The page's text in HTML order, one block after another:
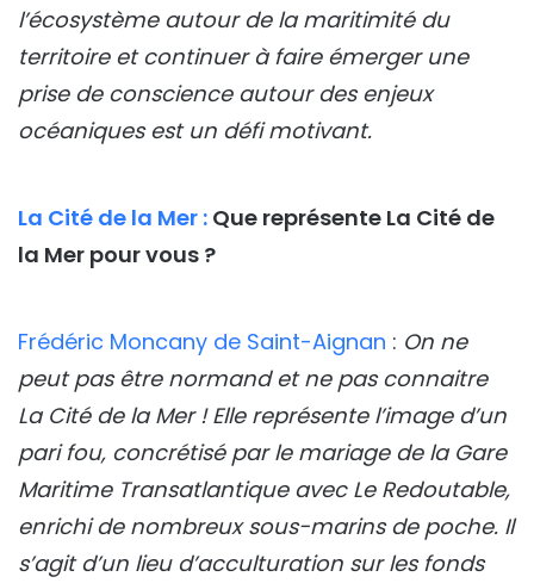
l’écosystème autour de la maritimité du
territoire et continuer à faire émerger une
prise de conscience autour des enjeux
océaniques est un défi motivant.
La Cité de la Mer : Que représente La Cité de
la Mer pour vous ?
Frédéric Moncany de Saint-Aignan : On ne
peut pas être normand et ne pas connaitre
La Cité de la Mer ! Elle représente l’image d’un
pari fou, concrétisé par le mariage de la Gare
Maritime Transatlantique avec Le Redoutable,
enrichi de nombreux sous-marins de poche. Il
s’agit d’un lieu d’acculturation sur les fonds